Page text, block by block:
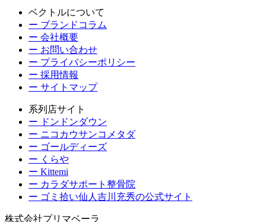
ベクトルについて
ー ブランドコラム
ー 会社概要
ー お問い合わせ
ー プライバシーポリシー
ー 採用情報
ー サイトマップ
系列店サイト
ー ドンドンダウン
ー ニコカウサンコメタダ
ー ゴールディーズ
ー くらや
ー Kittemi
ー カラダサポート整骨院
ー ゴミ拾い仙人吉川充秀の公式サイト
株式会社プリマベーラ